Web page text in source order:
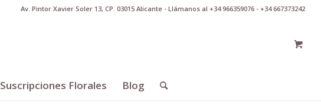
Av. Pintor Xavier Soler 13, CP. 03015 Alicante - Llámanos al +34 966359076 - +34 667373242
Suscripciones Florales Blog